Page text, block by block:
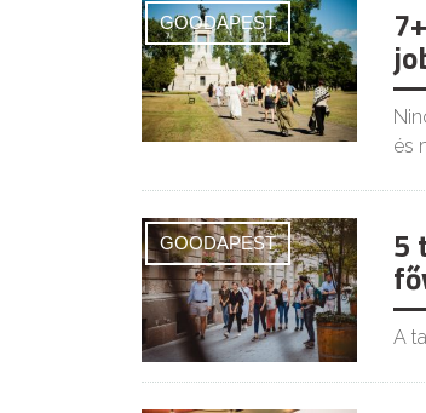
GOODAPEST
és
GOODAPEST 5
A